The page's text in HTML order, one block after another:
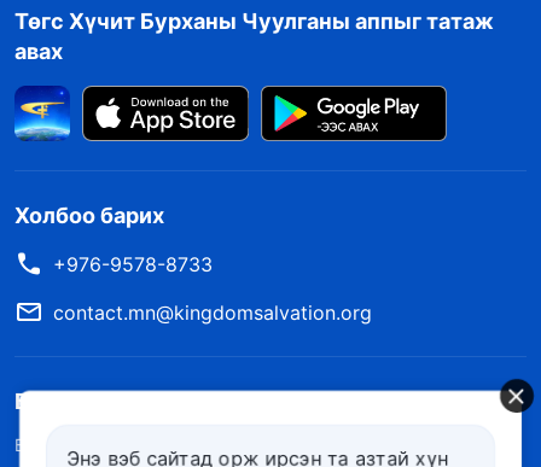
Төгс Хүчит Бурханы Чуулганы аппыг татаж
авах
Холбоо барих
+976-9578-8733
contact.mn@kingdomsalvation.org
Бурхны хаанчлал бууж ирлээ
Бурханы хаанчлал дэлхий дээр бууж ирлээ! Та Бурханы
Энэ вэб сайтад орж ирсэн та азтай хүн